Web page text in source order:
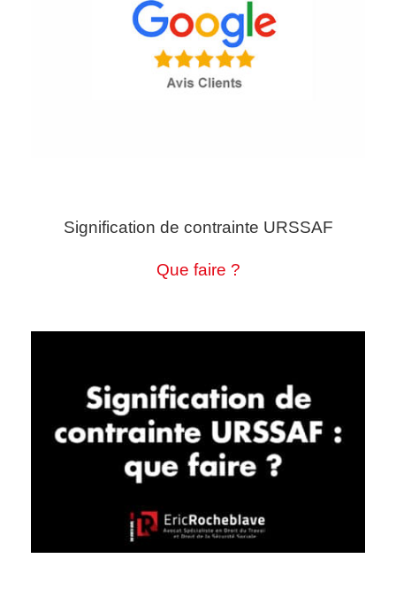
Signification de contrainte URSSAF
Que faire ?